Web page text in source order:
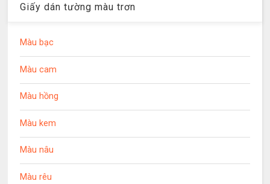
Giấy dán tường màu trơn
Màu bạc
Màu cam
Màu hồng
Màu kem
Màu nâu
Màu rêu